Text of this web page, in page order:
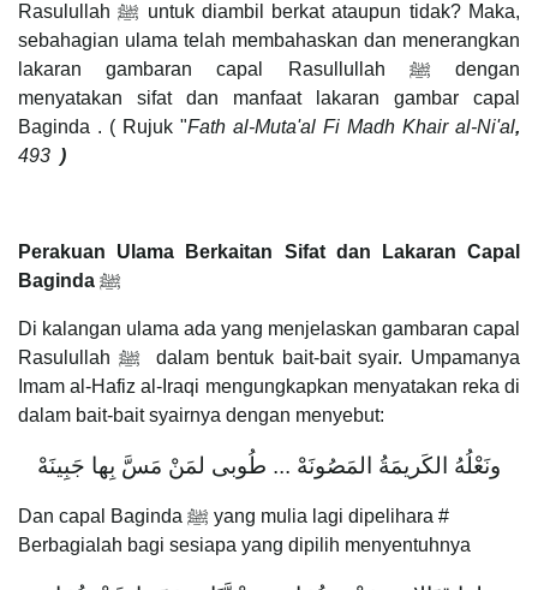
Rasulullah ﷺ untuk diambil berkat ataupun tidak? Maka,
sebahagian ulama telah membahaskan dan menerangkan
lakaran gambaran capal Rasullullah ﷺ dengan
menyatakan sifat dan manfaat lakaran gambar capal
Baginda . ( Rujuk "Fath al-Muta'al Fi Madh Khair al-Ni'al,
493 )
Perakuan Ulama Berkaitan Sifat dan Lakaran Capal
Baginda ﷺ
Di kalangan ulama ada yang menjelaskan gambaran capal
Rasulullah ﷺ dalam bentuk bait-bait syair. Umpamanya
Imam al-Hafiz al-Iraqi mengungkapkan menyatakan reka di
dalam bait-bait syairnya dengan menyebut:
ونَعْلُهُ الكَريمَةُ المَصُونَهْ ... طُوبى لمَنْ مَسَّ بِها جَبِينَهْ
Dan capal Baginda ﷺ yang mulia lagi dipelihara #
Berbagialah bagi sesiapa yang dipilih menyentuhnya